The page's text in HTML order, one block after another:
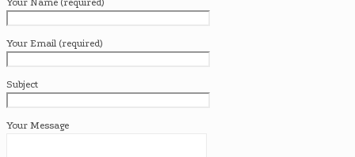
Your Name (required)
Your Email (required)
Subject
Your Message